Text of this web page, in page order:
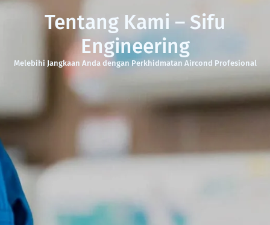
Tentang Kami – Sifu
Engineering
Melebihi Jangkaan Anda dengan Perkhidmatan Aircond Profesional